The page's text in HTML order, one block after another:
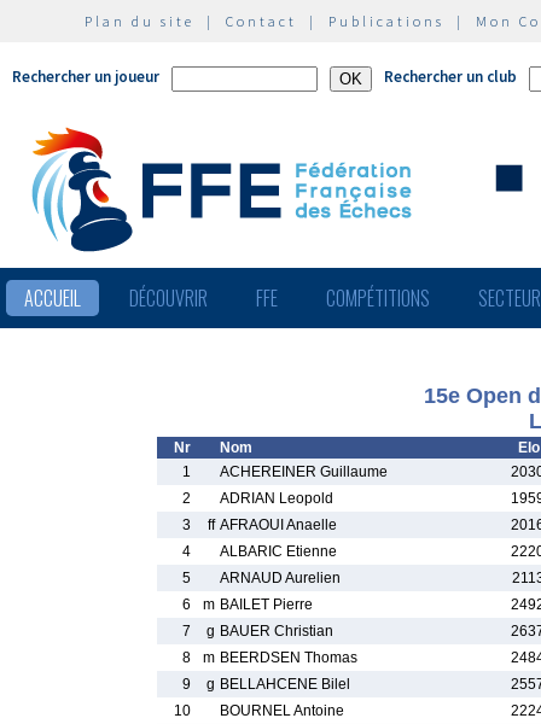
Plan du site | Contact | Publications | Mon
Rechercher un joueur Rechercher un club
ACCUEIL DÉCOUVRIR FFE COMPÉTITIONS
15e Open
Nr Nom
Elo
1
ACHEREINER Guillaume
2
ADRIAN Leopold
3
ff AFRAOUI Anaelle
4
ALBARIC Etienne
5
ARNAUD Aurelien
6
m BAILET Pierre
7
g BAUER Christian
8
m BEERDSEN Thomas
9
g BELLAHCENE Bilel
10
BOURNEL Antoine